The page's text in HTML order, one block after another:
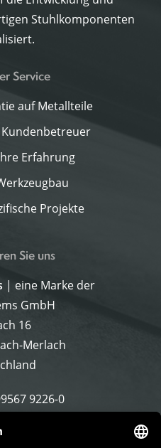
Stuhlkomponenten
Service
auf Metallteile
Erfahrung
Projekte
Sie uns
| eine Marke der
GmbH
16
Merlach
9226-0